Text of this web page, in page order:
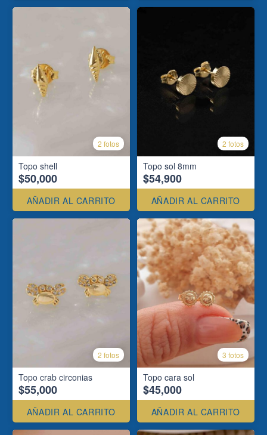
2 fotos
Topo shell
$50,000
AÑADIR AL CARRITO
2 fotos
Topo sol 8mm
$54,900
AÑADIR AL CARRITO
2 fotos
Topo crab circonias
$55,000
AÑADIR AL CARRITO
3 fotos
Topo cara sol
$45,000
AÑADIR AL CARRITO